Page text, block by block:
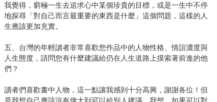
我覺得，窮極一生去追求心中某個珍貴的目標，或是一生中不停
地探尋「對自己而言最重要的東西是什麼」這個問題，這樣的人
生應該更加充實。
五、台灣的年輕讀者非常喜歡您作品中的人物性格、情誼濃度與
人生態度，請問您有什麼建議給仍在人生道路上摸索著前進的他
們？
讀者們喜歡書中人物，這一點讓我感到十分高興，謝謝各位！但
是我想自己應該沒有偉大到可以給別人建議。我想，如果可以對